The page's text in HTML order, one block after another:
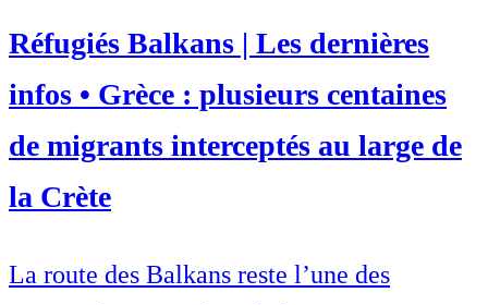
Réfugiés Balkans | Les dernières
infos • Grèce : plusieurs centaines
de migrants interceptés au large de
la Crète
La route des Balkans reste l’une des